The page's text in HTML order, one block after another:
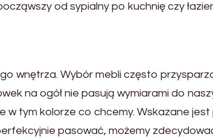
od sypialny po kuchnię czy
wnętrza. Wybór mebli często
na ogół nie pasują wymiarami do
w tym kolorze co chcemy. Wskazane
pasować, możemy